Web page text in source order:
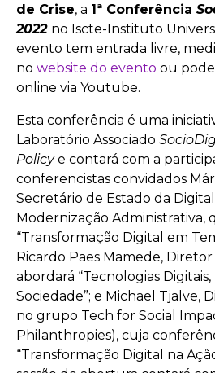
de Crise, a 1ª Conferência
2022 no Iscte-Instituto
evento tem entrada livre,
no website do evento ou
online via Youtube.
Esta conferência é uma
Laboratório Associado
Policye contará com a
conferencistas convidados
Secretário de Estado da
Modernização Administrativa,
“Transformação Digital em
Ricardo Paes Mamede,
abordará “Tecnologias
Sociedade”; e Michael Tjalve,
no grupo Tech for Social
Philanthropies), cuja
“Transformação Digital na